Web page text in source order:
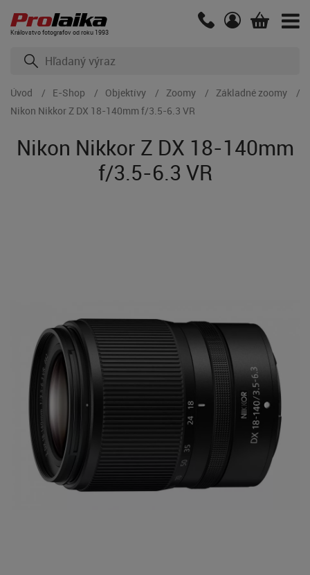
Kráľovstvo fotografov od roku 1993
Úvod E-Shop Objektívy Zoomy
Základné zoomy
Nikon Nikkor Z DX 18-140mm f/3.5-6.3 VR
Nikon Nikkor Z DX 18-140mm
f/3.5-6.3 VR